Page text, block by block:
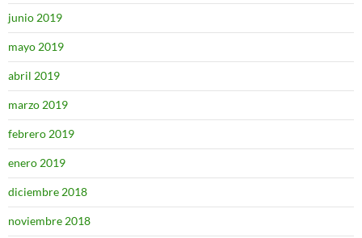
junio 2019
mayo 2019
abril 2019
marzo 2019
febrero 2019
enero 2019
diciembre 2018
noviembre 2018